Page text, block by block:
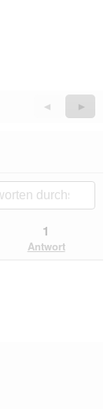
Zurück
Reviews
◄
Weiter
►
1
Antwort